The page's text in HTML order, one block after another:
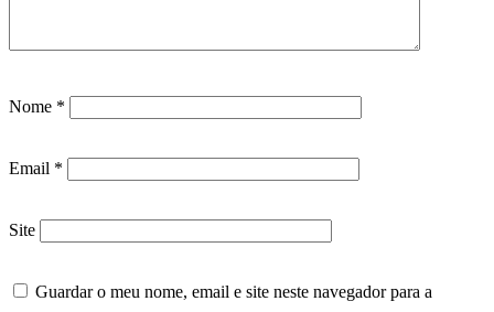
Nome *
Email *
Site
Guardar o meu nome, email e site neste navegador para a